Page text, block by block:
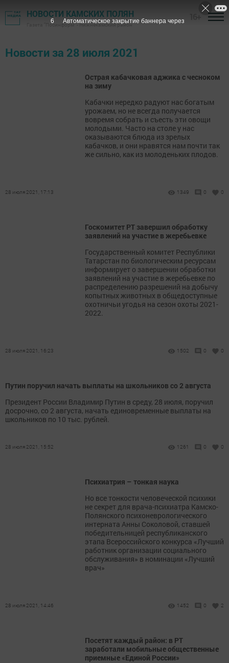
НОВОСТИ КАМСКИХ ПОЛЯН
Газета "Посинформ" - Нижнекамский район
Новости за 28 июля 2021
Острая кабачковая аджика с чесноком
на зиму
Кабачки нередко радуют нас богатым
урожаем, но не всегда получается
вовремя собрать и съесть эти овощи
молодыми. Часто на столе у нас
оказываются блюда из зрелых
кабачков, и они нравятся нам почти так
же сильно, как из молоденьких плодов.
28 июля 2021, 17:13 1349 0 0
Госкомитет РТ завершил обработку
заявлений на участие в жеребьевке
Государственный комитет Республики
Татарстан по биологическим ресурсам
информирует о завершении обработки
заявлений на участие в жеребьевке по
распределению разрешений на добычу
копытных животных в общедоступные
охотничьи угодья на сезон охоты 2021-
2022.
28 июля 2021, 16:23 1502 0 0
Путин поручил начать выплаты на школьников со 2 августа
Президент России Владимир Путин в среду, 28 июля, поручил
досрочно, со 2 августа, начать единовременные выплаты на
школьников по 10 тыс. рублей.
28 июля 2021, 15:52 1261 0 0
Психиатрия – тонкая наука
Но все тонкости человеческой психики
не секрет для врача-психиатра Камско-
Полянского психоневрологического
интерната Анны Соколовой, ставшей
победительницей республиканского
этапа Всероссийского конкурса «Лучший
работник организации социального
обслуживания» в номинации «Лучший
врач»
28 июля 2021, 14:46 1452 0 2
Посетят каждый район: в РТ
заработали мобильные общественные
приемные «Единой России»
5 Автоматическое закрытие баннера через